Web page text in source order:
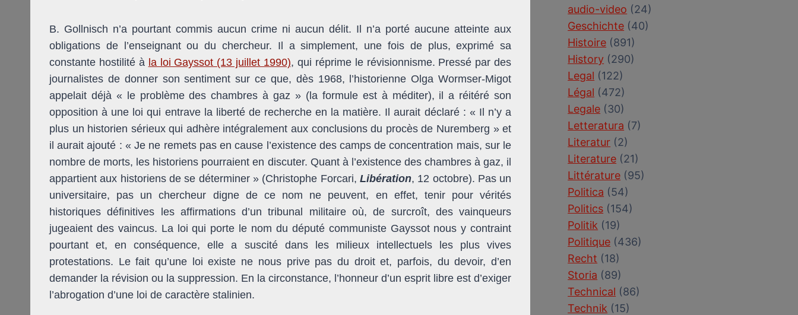
B. Gollnisch n’a pourtant commis aucun crime ni aucun délit. Il n’a porté aucune atteinte aux
obligations de l’enseignant ou du chercheur. Il a simplement, une fois de plus, exprimé sa
constante hostilité à la loi Gayssot (13 juillet 1990), qui réprime le révisionnisme. Pressé par des
journalistes de donner son sentiment sur ce que, dès 1968, l’historienne Olga Wormser-Migot
appelait déjà « le problème des chambres à gaz » (la formule est à méditer), il a réitéré son
opposition à une loi qui entrave la liberté de recherche en la matière. Il aurait déclaré : « Il n’y a
plus un historien sérieux qui adhère intégralement aux conclusions du procès de Nuremberg » et
il aurait ajouté : « Je ne remets pas en cause l’existence des camps de concentration mais, sur le
nombre de morts, les historiens pourraient en discuter. Quant à l’existence des chambres à gaz, il
appartient aux historiens de se déterminer » (Christophe Forcari, Libération, 12 octobre). Pas un
universitaire, pas un chercheur digne de ce nom ne peuvent, en effet, tenir pour vérités
historiques définitives les affirmations d’un tribunal militaire où, de surcroît, des vainqueurs
jugeaient des vaincus. La loi qui porte le nom du député communiste Gayssot nous y contraint
pourtant et, en conséquence, elle a suscité dans les milieux intellectuels les plus vives
protestations. Le fait qu’une loi existe ne nous prive pas du droit et, parfois, du devoir, d’en
demander la révision ou la suppression. En la circonstance, l’honneur d’un esprit libre est d’exiger
l’abrogation d’une loi de caractère stalinien.
audio-video (24)
Geschichte (40)
Histoire (891)
History (290)
Legal (122)
Légal (472)
Legale (30)
Letteratura (7)
Literatur (2)
Literature (21)
Littérature (95)
Politica (54)
Politics (154)
Politik (19)
Politique (436)
Recht (18)
Storia (89)
Technical (86)
Technik (15)